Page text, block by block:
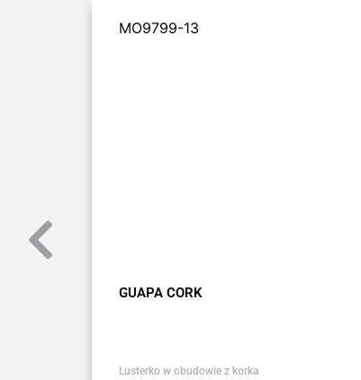
MO9799-13
GUAPA CORK
Lusterko w obudowie z korka